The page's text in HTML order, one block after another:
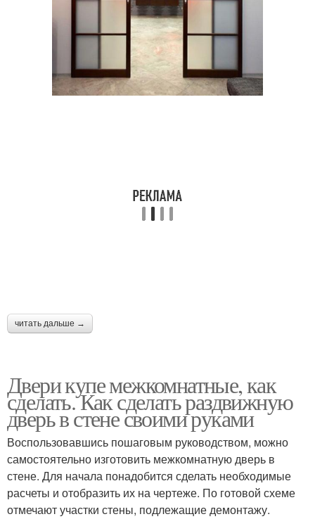
читать дальше →
Двери купе межкомнатные, как
сделать. Как сделать раздвижную
дверь в стене своими руками
Воспользовавшись пошаговым руководством, можно
самостоятельно изготовить межкомнатную дверь в
стене. Для начала понадобится сделать необходимые
расчеты и отобразить их на чертеже. По готовой схеме
отмечают участки стены, подлежащие демонтажу.